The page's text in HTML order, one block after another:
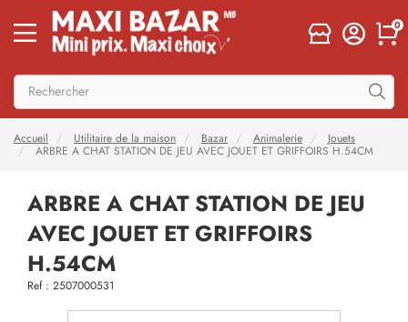
0
Accueil Utilitaire de la maison Bazar Animalerie
Jouets
ARBRE A CHAT STATION DE JEU AVEC JOUET ET GRIFFOIRS H.54CM
ARBRE A CHAT STATION DE JEU
AVEC JOUET ET GRIFFOIRS
H.54CM
Ref : 2507000531